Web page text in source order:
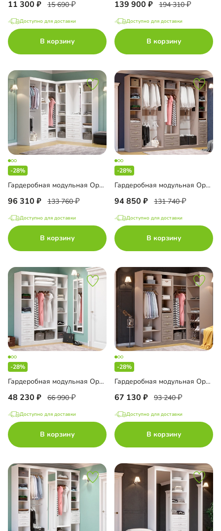
11 300 15 690
Доступно для доставки
В корзину
139 900 194 310
Доступно для доставки
В корзину
-28%
Гардеробная модульная Орлеан-2
96 310 133 760
Доступно для доставки
В корзину
-28%
Гардеробная модульная Орлеан-3
94 850 131 740
Доступно для доставки
В корзину
-28%
Гардеробная модульная Орлеан-4
48 230 66 990
Доступно для доставки
В корзину
-28%
Гардеробная модульная Орлеан-5
67 130 93 240
Доступно для доставки
В корзину